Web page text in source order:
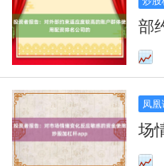
部
体
凤
场
使